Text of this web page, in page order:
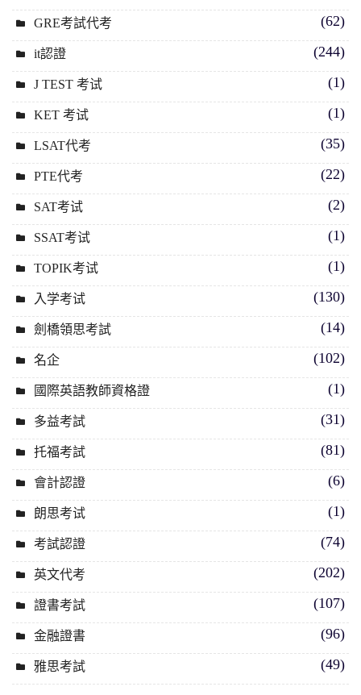
GRE考試代考 (62)
it認證 (244)
J TEST 考试 (1)
KET 考试 (1)
LSAT代考 (35)
PTE代考 (22)
SAT考试 (2)
SSAT考试 (1)
TOPIK考试 (1)
入学考试 (130)
劍橋領思考試 (14)
名企 (102)
國際英語教師資格證 (1)
多益考試 (31)
托福考試 (81)
會計認證 (6)
朗思考试 (1)
考試認證 (74)
英文代考 (202)
證書考試 (107)
金融證書 (96)
雅思考試 (49)